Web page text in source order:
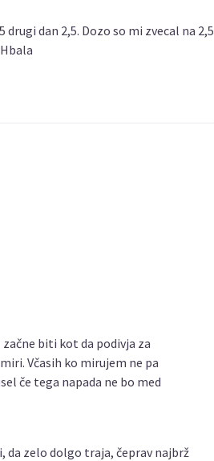
dan 2,5. Dozo so mi zvecal na 2,5
biti kot da podivja za
Včasih ko mirujem ne pa
če tega napada ne bo med
da zelo dolgo traja, čeprav najbrž